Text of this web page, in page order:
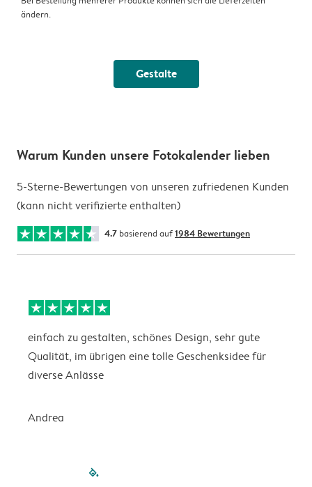
ändern.
Gestalte
Warum Kunden unsere Fotokalender lieben
5-Sterne-Bewertungen von unseren zufriedenen Kunden
(kann nicht verifizierte enthalten)
4.7 basierend auf1984 Bewertungen
einfach zu gestalten, schönes Design, sehr gute
Qualität, im übrigen eine tolle Geschenksidee für
diverse Anlässe
Andrea
filled-pagination